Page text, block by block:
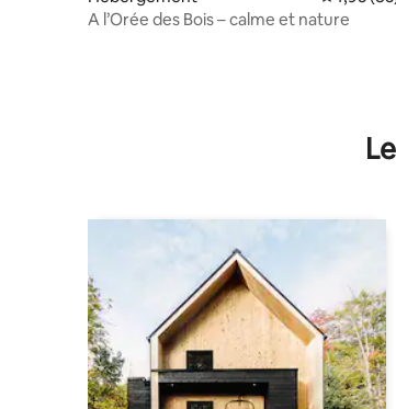
A l’Orée des Bois – calme et nature